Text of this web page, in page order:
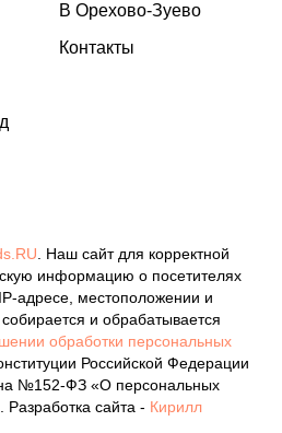
В Орехово-Зуево
Контакты
. Наш сайт для корректной
информацию о посетителях
адресе, местоположении и
и обрабатывается
обработки персональных
Российской Федерации
№152-ФЗ «О персональных
. Разработка сайта - Кирилл